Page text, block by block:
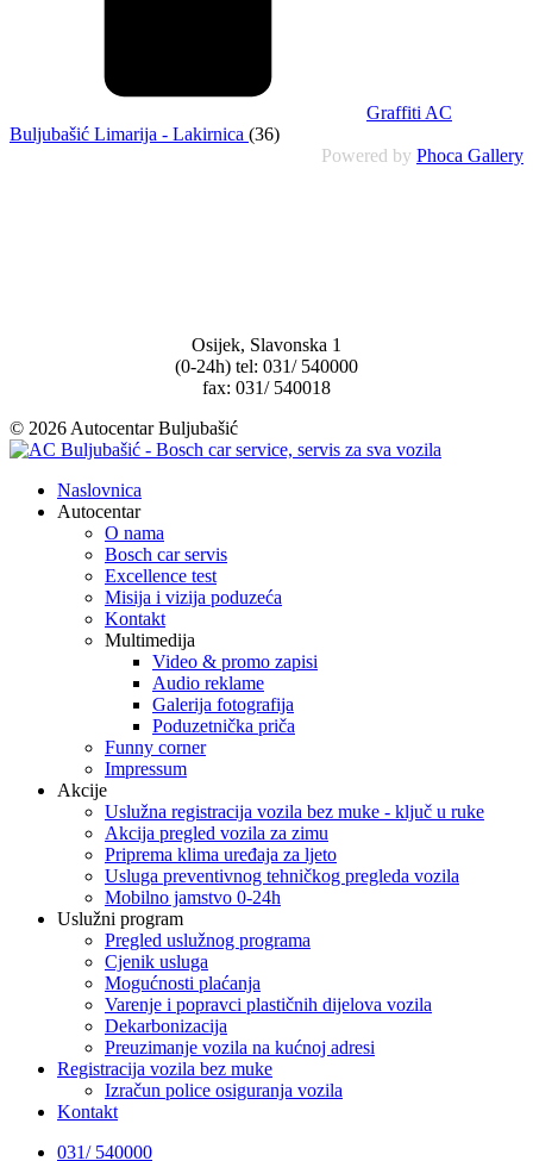
Graffiti AC
Buljubašić Limarija - Lakirnica (36)
Powered by Phoca Gallery
Osijek, Slavonska 1
(0-24h) tel: 031/ 540000
fax: 031/ 540018
© 2026 Autocentar Buljubašić
Naslovnica
Autocentar
O nama
Bosch car servis
Excellence test
Misija i vizija poduzeća
Kontakt
Multimedija
Video & promo zapisi
Audio reklame
Galerija fotografija
Poduzetnička priča
Funny corner
Impressum
Akcije
Uslužna registracija vozila bez muke - ključ u ruke
Akcija pregled vozila za zimu
Priprema klima uređaja za ljeto
Usluga preventivnog tehničkog pregleda vozila
Mobilno jamstvo 0-24h
Uslužni program
Pregled uslužnog programa
Cjenik usluga
Mogućnosti plaćanja
Varenje i popravci plastičnih dijelova vozila
Dekarbonizacija
Preuzimanje vozila na kućnoj adresi
Registracija vozila bez muke
Izračun police osiguranja vozila
Kontakt
031/ 540000